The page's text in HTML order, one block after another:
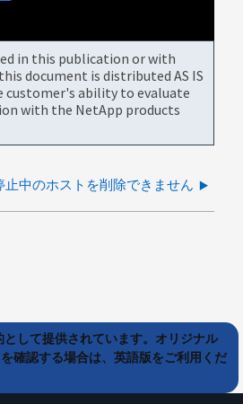
in this publication or with
document is distributed AS IS
customer's ability to evaluate
with the NetApp products
止中のホストを削除できません
して提供されています。オリジナル
確認する場合は、英語版をご利用くだ